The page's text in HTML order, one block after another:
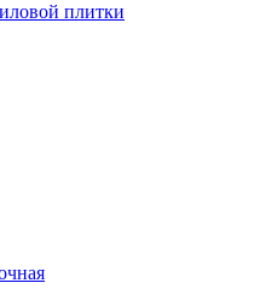
плитки